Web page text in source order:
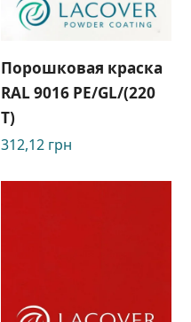
Порошковая краска
RAL 9016 РЕ/GL/(220
Т)
312,12 грн